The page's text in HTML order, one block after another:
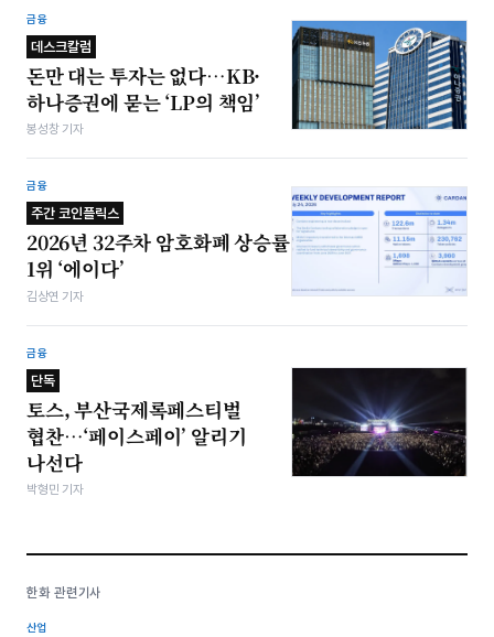
금융
데스크칼럼
돈만 대는 투자는 없다…KB·
하나증권에 묻는 ‘LP의 책임’
봉성창 기자
금융
주간 코인플릭스
2026년 32주차 암호화폐 상승률
1위 ‘에이다’
김상연 기자
금융
단독
토스, 부산국제록페스티벌
협찬…‘페이스페이’ 알리기
나선다
박형민 기자
한화 관련기사
산업